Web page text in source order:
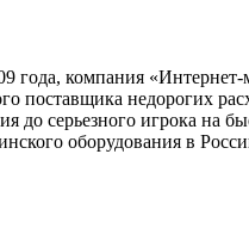
года, компания
поставщика недорогих
до серьезного игрока на
оборудования в